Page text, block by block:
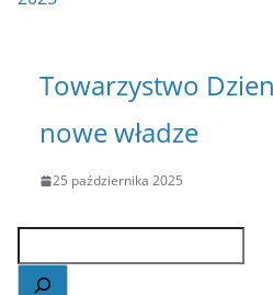
Towarzystwo
nowe władze
25 października 2025